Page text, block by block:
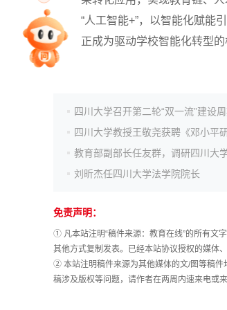
“人工智能+”，以智能化赋能
正成为驱动学校智能化转型
四川大学召开第二轮“双一流”建设
四川大学教授王敬尧获聘《邓小平
教育部副部长任友群，调研四川大
刘昕杰任四川大学法学院院长
免责声明：
① 凡本站注明“稿件来源：教育在线”的所有文
其他方式复制发表。已经本站协议授权的媒体
② 本站注明稿件来源为其他媒体的文/图等稿件
稿涉及版权等问题，请作者在两周内速来电或来
专家指导课
高考真题